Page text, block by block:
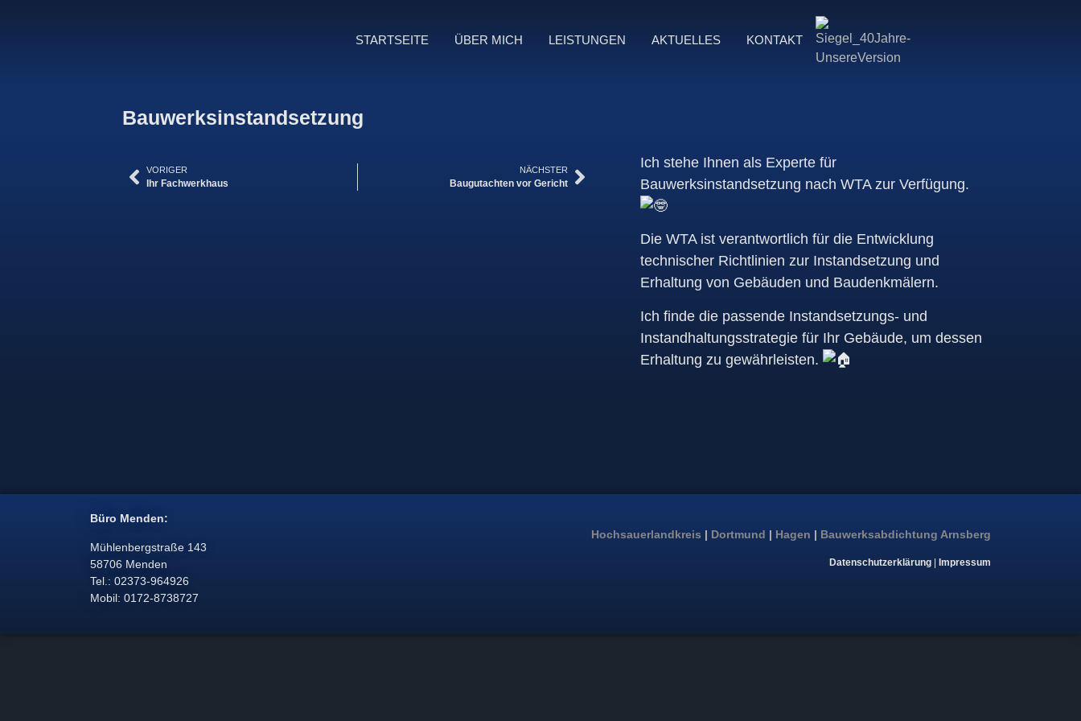
STARTSEITE ÜBER MICH LEISTUNGEN AKTUELLES KONTAKT
Bauwerksinstandsetzung
VORIGER
Ihr Fachwerkhaus
NÄCHSTER
Baugutachten vor Gericht
Ich stehe Ihnen als Experte für
Bauwerksinstandsetzung nach WTA zur Verfügung.
Die WTA ist verantwortlich für die Entwicklung
technischer Richtlinien zur Instandsetzung und
Erhaltung von Gebäuden und Baudenkmälern.
Ich finde die passende Instandsetzungs- und
Instandhaltungsstrategie für Ihr Gebäude, um dessen
Erhaltung zu gewährleisten.
Büro Menden:
Mühlenbergstraße 143
58706 Menden
Tel.: 02373-964926
Mobil: 0172-8738727
Hochsauerlandkreis | Dortmund | Hagen | Bauwerksabdichtung Arnsberg
Datenschutzerklärung | Impressum